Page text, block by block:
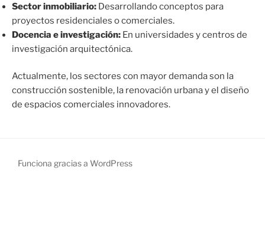
Sector inmobiliario:Desarrollando conceptos para
proyectos residenciales o comerciales.
Docencia e investigación:En universidades y centros de
investigación arquitectónica.
Actualmente, los sectores con mayor demanda son la
construcción sostenible, la renovación urbana y el diseño
de espacios comerciales innovadores.
Funciona gracias a WordPress